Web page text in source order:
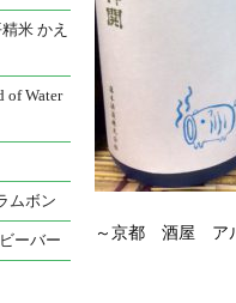
～京都 酒屋 ア
米 かえ
Water
ムボン
ーバー